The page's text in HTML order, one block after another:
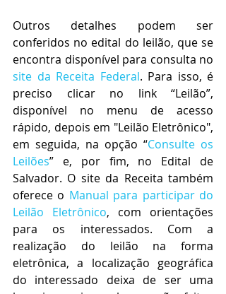
Outros detalhes podem ser
conferidos no edital do leilão, que se
site da Receita Federal. Para isso, é
preciso clicar no link “Leilão”,
disponível no menu de acesso
rápido, depois em "Leilão Eletrônico",
em seguida, na opção “Consulte os
Leilões” e, por fim, no Edital de
Salvador. O site da Receita também
oferece o Manual para participar do
Leilão Eletrônico, com orientações
para os interessados. Com a
realização do leilão na forma
eletrônica, a localização geográfica
do interessado deixa de ser uma